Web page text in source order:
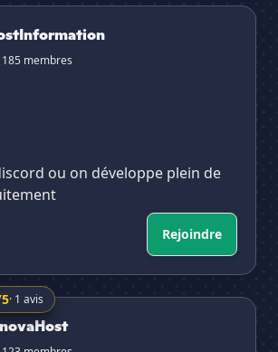
185 membres
ou on développe plein de
Rejoindre
· 1 avis